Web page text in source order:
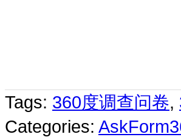
Tags: 360度调查问卷,
Categories: